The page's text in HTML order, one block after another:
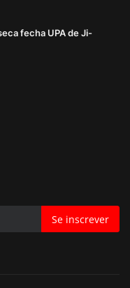
fecha UPA de Ji-
Se inscrever